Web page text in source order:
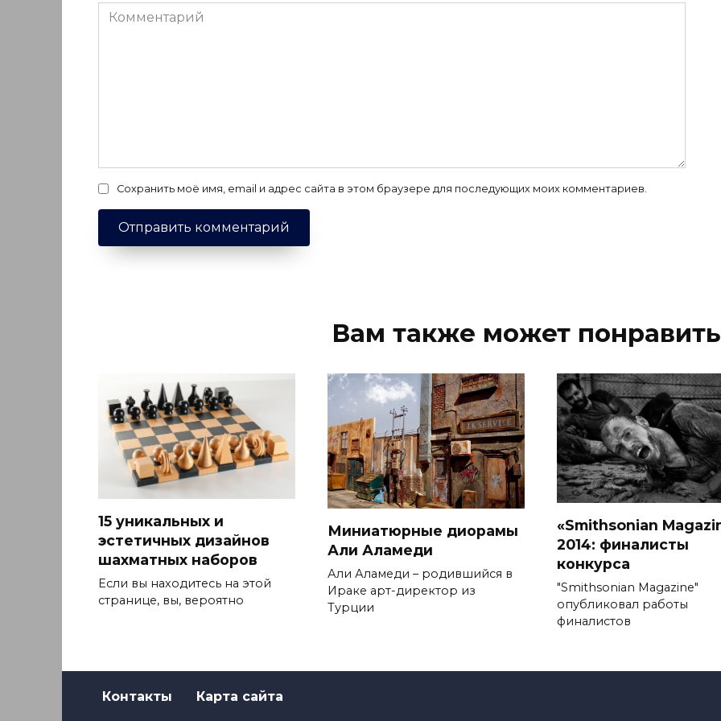
Комментарий
Сохранить моё имя, email и адрес сайта в этом браузере для последующих моих комментариев.
Вам также может
15 уникальных и
эстетичных дизайнов
шахматных наборов
Если вы находитесь на этой
странице, вы, вероятно
Миниатюрные диорамы
Али Аламеди
Али Аламеди – родившийся в
Ираке арт-директор из
Турции
«Smithsonian
2014: финалисты
конкурса
"Smithsonian Magazine"
опубликовал работы
финалистов
Контакты Карта сайта